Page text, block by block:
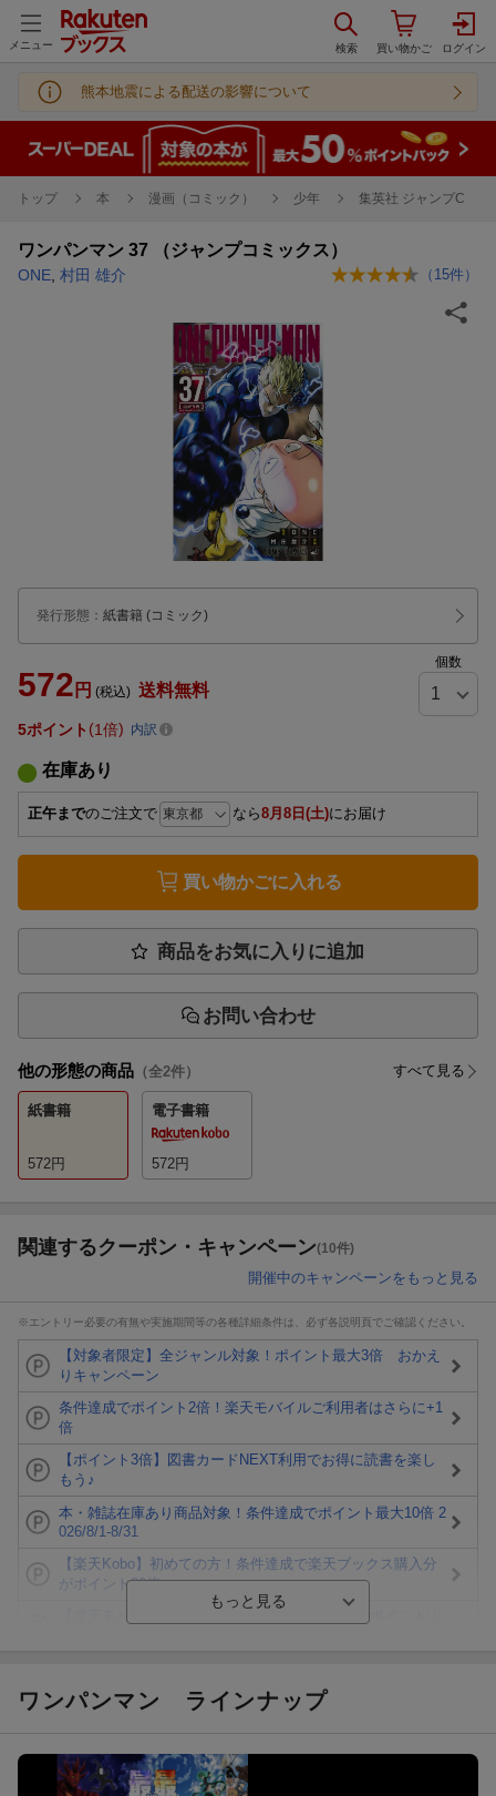
メニュー
熊本地震による配送の影響について
トップ 本 漫画（コミック） 少年 集英社 ジャンプC
ワンパンマン 37 （ジャンプコミックス）
ONE 村田 雄介 （ 15件）
発行形態 ： 紙書籍 (コミック)
572 円 (税込) 送料無料
個数
5ポイント 1倍 内訳
在庫あり
正午までのご注文で なら8月8日(土)にお届け
買い物かごに入れる
商品をお気に入りに追加
お問い合わせ
他の形態の商品 （全2件） すべて見る
紙書籍
572円
電子書籍
572円
関連するクーポン・キャンペーン(10件)
開催中のキャンペーンをもっと見る
※エントリー必要の有無や実施期間等の各種詳細条件は、必ず各説明頁でご確認ください。
【対象者限定】全ジャンル対象！ポイント最大3倍 おかえ
りキャンペーン
条件達成でポイント2倍！楽天モバイルご利用者はさらに+1
倍
【ポイント3倍】図書カードNEXT利用でお得に読書を楽し
もう♪
本・雑誌在庫あり商品対象！条件達成でポイント最大10倍 2
026/8/1-8/31
【楽天Kobo】初めての方！条件達成で楽天ブックス購入分
がポイント20倍
ト山分け
楽天モバイル紹介キャンペーンの拡散で300円OFFクーポン
進呈
ワンパンマン ラインナップ